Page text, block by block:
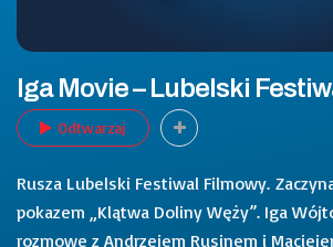
Iga Movie – Lubelski
Odtwarzaj
Rusza Lubelski Festiwal Filmowy.
pokazem „Klątwa Doliny Węży”. Iga
rozmowę z Andrzejem Rusinem i